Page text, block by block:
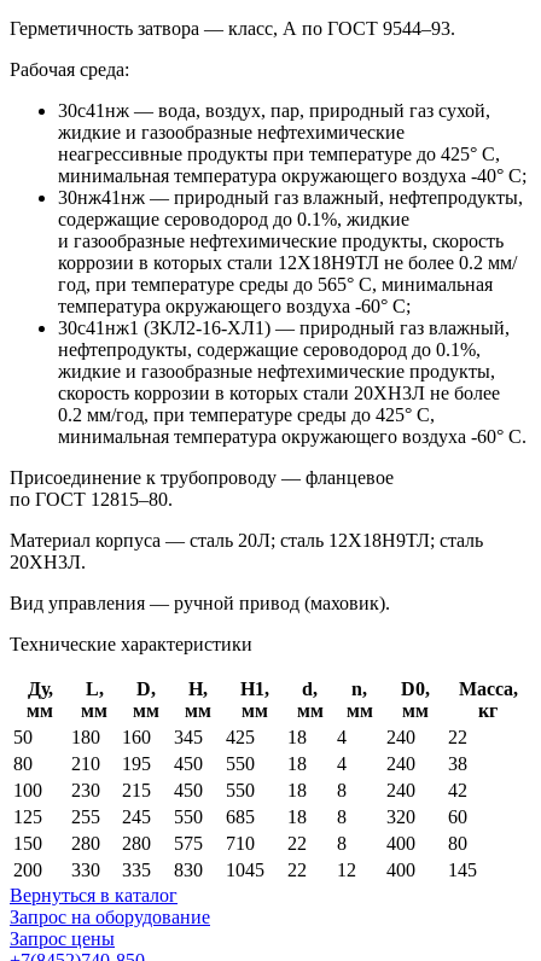
Герметичность затвора — класс, А по ГОСТ 9544–93.
Рабочая среда:
30с41нж — вода, воздух, пар, природный газ сухой,
жидкие и газообразные нефтехимические
неагрессивные продукты при температуре до 425° С,
минимальная температура окружающего воздуха -40° С;
30нж41нж — природный газ влажный, нефтепродукты,
содержащие сероводород до 0.1%, жидкие
и газообразные нефтехимические продукты, скорость
коррозии в которых стали 12X18Н9ТЛ не более 0.2 мм/
год, при температуре среды до 565° С, минимальная
температура окружающего воздуха -60° С;
30с41нж1 (ЗКЛ2-16-ХЛ1) — природный газ влажный,
нефтепродукты, содержащие сероводород до 0.1%,
жидкие и газообразные нефтехимические продукты,
скорость коррозии в которых стали 20ХН3Л не более
0.2 мм/год, при температуре среды до 425° С,
минимальная температура окружающего воздуха -60° С.
Присоединение к трубопроводу — фланцевое
по ГОСТ 12815–80.
Материал корпуса — сталь 20Л; сталь 12X18Н9ТЛ; сталь
20ХН3Л.
Вид управления — ручной привод (маховик).
Технические характеристики
Ду,
мм
L,
мм
D,
мм
H,
мм
H1,
мм
d,
мм
n,
мм
D0,
мм
Масса,
кг
50
180 160 345 425 18 4 240
22
80
210 195 450 550 18 4 240
38
100
230 215 450 550 18 8 240
42
125
255 245 550 685 18 8 320
60
150
280 280 575 710 22 8 400
80
200
330 335 830 1045 22 12 400
145
Вернуться в каталог
Запрос на оборудование
Запрос цены